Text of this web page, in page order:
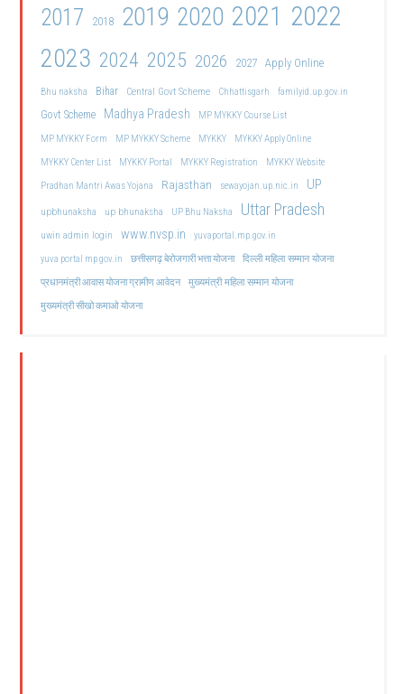
2017 2018 2019 2020 2021 2022
2023 2024 2025 2026 2027 Apply Online
Bhu naksha Bihar Central Govt Scheme Chhattisgarh familyid.up.gov.in
Govt Scheme Madhya Pradesh
MP MYKKY Course List
MP MYKKY Form
MP MYKKY Scheme MYKKY
MYKKY Apply Online
MYKKY Center List
MYKKY Portal MYKKY Registration
MYKKY Website
Pradhan Mantri Awas Yojana
Rajasthan sewayojan.up.nic.in UP
upbhunaksha up bhunaksha UP Bhu Naksha Uttar Pradesh
uwin admin login www.nvsp.in
yuvaportal.mp.gov.in
yuva portal mp gov.in
छत्तीसगढ़ बेरोजगारी भत्ता योजना दिल्ली महिला सम्मान योजना
प्रधानमंत्री आवास योजना ग्रामीण आवेदन मुख्यमंत्री महिला सम्मान योजना
मुख्यमंत्री सीखो कमाओ योजना